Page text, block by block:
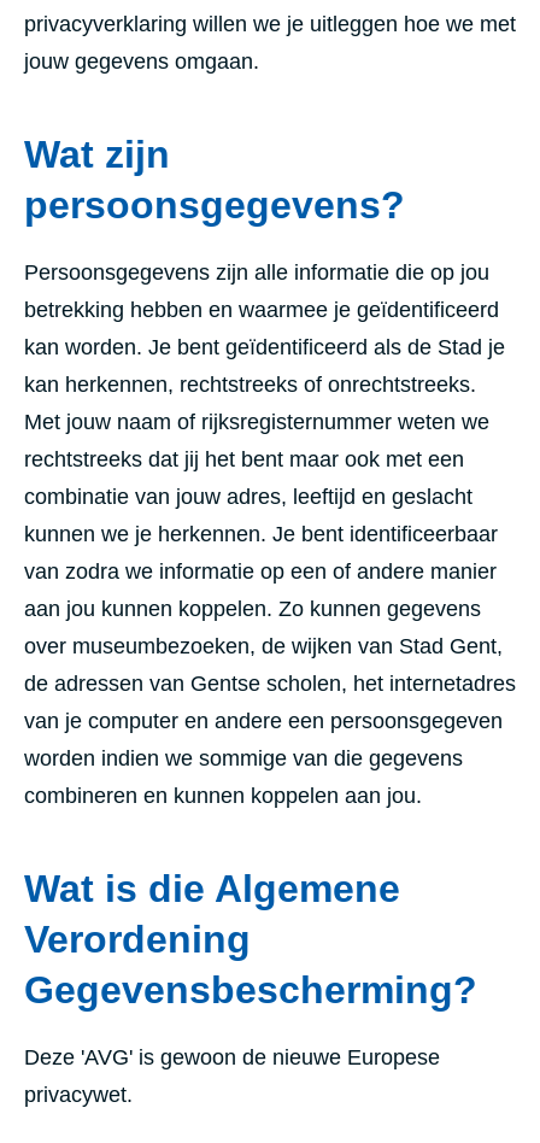
privacyverklaring willen we je uitleggen hoe we met
jouw gegevens omgaan.
Wat zijn
persoonsgegevens?
Persoonsgegevens zijn alle informatie die op jou
betrekking hebben en waarmee je geïdentificeerd
kan worden. Je bent geïdentificeerd als de Stad je
kan herkennen, rechtstreeks of onrechtstreeks.
Met jouw naam of rijksregisternummer weten we
rechtstreeks dat jij het bent maar ook met een
combinatie van jouw adres, leeftijd en geslacht
kunnen we je herkennen. Je bent identificeerbaar
van zodra we informatie op een of andere manier
aan jou kunnen koppelen. Zo kunnen gegevens
over museumbezoeken, de wijken van Stad Gent,
de adressen van Gentse scholen, het internetadres
van je computer en andere een persoonsgegeven
worden indien we sommige van die gegevens
combineren en kunnen koppelen aan jou.
Wat is die Algemene
Verordening
Gegevensbescherming?
Deze 'AVG' is gewoon de nieuwe Europese
privacywet.